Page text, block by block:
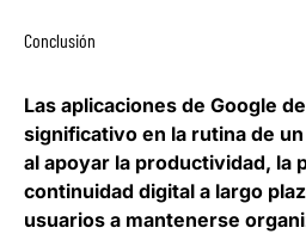
Conclusión
Las aplicaciones de Google
significativo en la rutina de
al apoyar la productividad, la
continuidad digital a largo
usuarios a mantenerse